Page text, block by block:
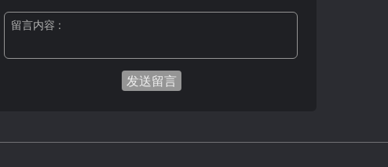
留言内容 :